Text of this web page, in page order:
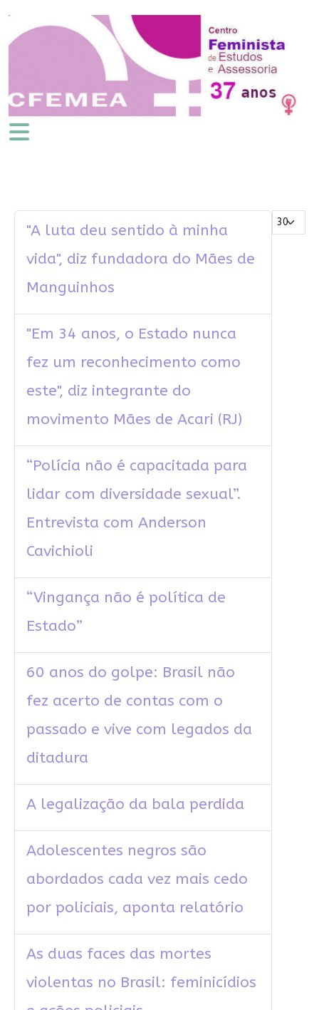
Mostrar #
"A luta deu sentido à minha
vida", diz fundadora do Mães de
Manguinhos
"Em 34 anos, o Estado nunca
fez um reconhecimento como
este", diz integrante do
movimento Mães de Acari (RJ)
“Polícia não é capacitada para
lidar com diversidade sexual”.
Entrevista com Anderson
Cavichioli
“Vingança não é política de
Estado”
60 anos do golpe: Brasil não
fez acerto de contas com o
passado e vive com legados da
ditadura
A legalização da bala perdida
Adolescentes negros são
abordados cada vez mais cedo
por policiais, aponta relatório
As duas faces das mortes
violentas no Brasil: feminicídios